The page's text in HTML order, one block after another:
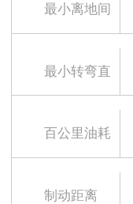
最小离地间
最小转弯直
百公里油耗
制动距离